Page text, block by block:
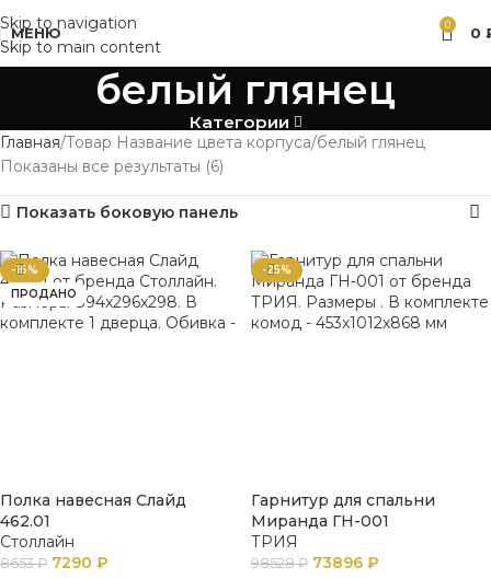
Skip to navigation
Skip to main content
МЕНЮ 0 0
белый глянец
Категории
Главная Товар Название цвета корпуса белый глянец
Показаны все результаты (6)
Показать боковую панель
-16%
ПРОДАНО
Полка навесная Слайд
462.01
Столлайн
8653₽ 7290 ₽
-25%
Гарнитур для спальни
Миранда ГН-001
ТРИЯ
98528₽ 73896 ₽